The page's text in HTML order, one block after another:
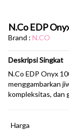
N.Co EDP
Brand : N.CO
Deskripsi Singkat
N.Co EDP Onyx
menggambarkan
kompleksitas, dan
Harga